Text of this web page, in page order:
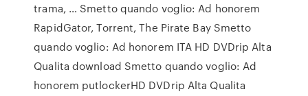
trama, … Smetto quando voglio: Ad honorem
RapidGator, Torrent, The Pirate Bay Smetto
quando voglio: Ad honorem ITA HD DVDrip Alta
Qualita download Smetto quando voglio: Ad
honorem putlockerHD DVDrip Alta Qualita